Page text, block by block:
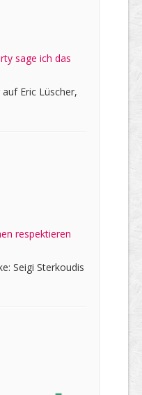
sage ich das
Eric Lüscher,
respektieren
Seigi Sterkoudis